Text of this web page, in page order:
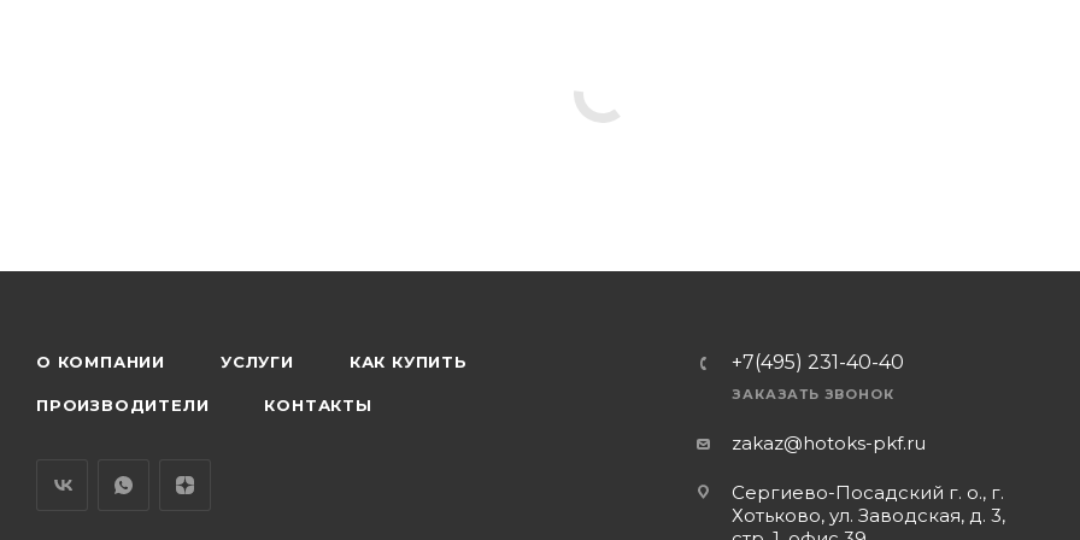
О КОМПАНИИ УСЛУГИ КАК КУПИТЬ
ПРОИЗВОДИТЕЛИ КОНТАКТЫ
+7(495) 231-40-40
ЗАКАЗАТЬ ЗВОНОК
zakaz@hotoks-pkf.ru
Сергиево-Посадский г. о., г.
Хотьково, ул. Заводская, д. 3,